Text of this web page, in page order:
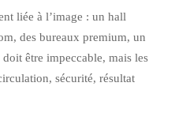
liée à l’image : un hall
des bureaux premium, un
être impeccable, mais les
sécurité, résultat